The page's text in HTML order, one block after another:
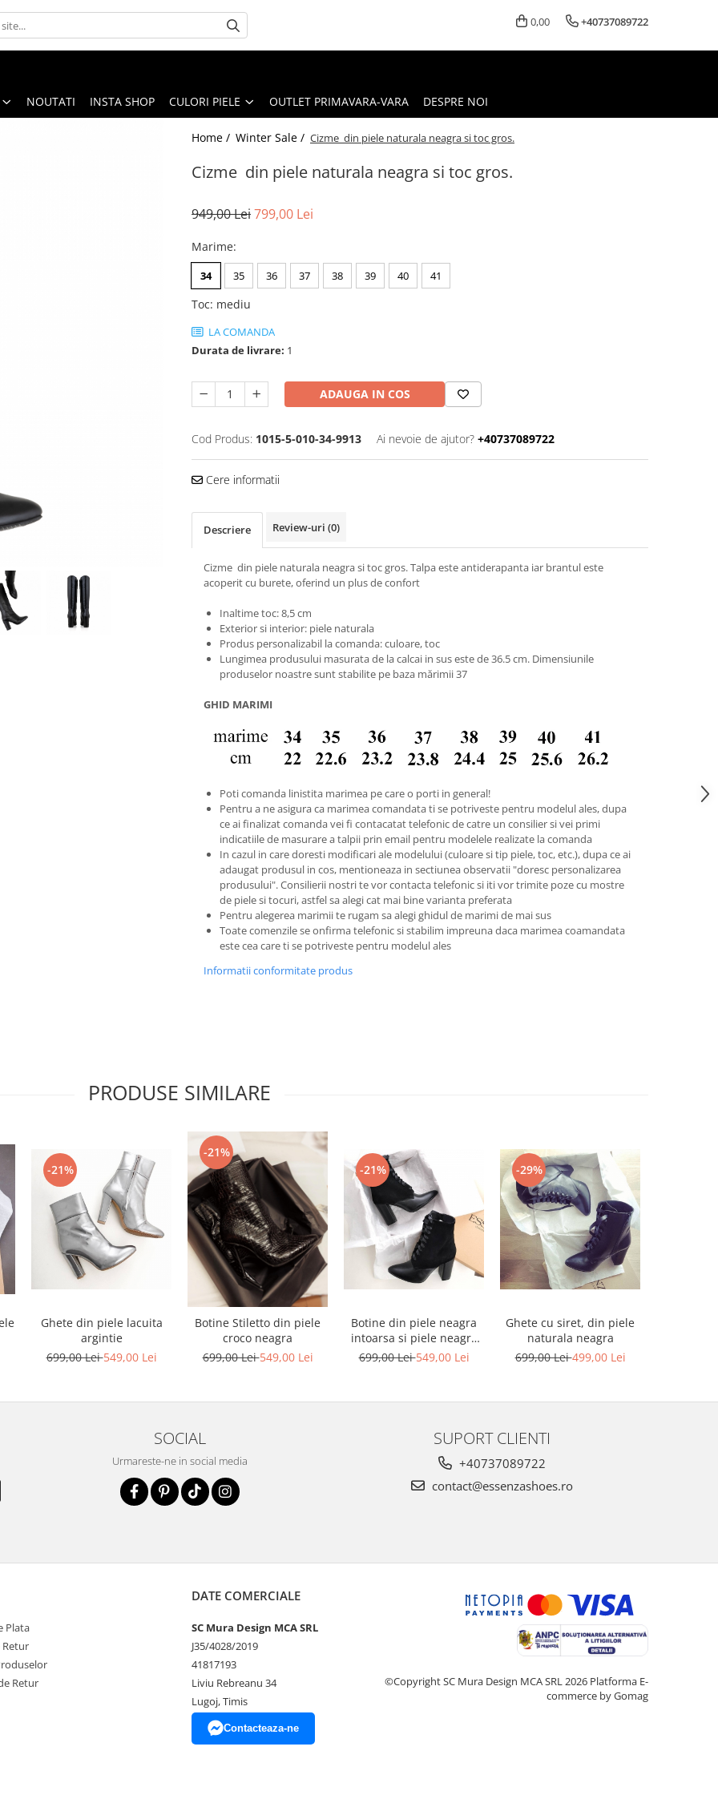
0,00 +40737089722
NOUTATI INSTA SHOP CULORI PIELE OUTLET PRIMAVARA-VARA DESPRE NOI
Home / Winter Sale / Cizme din piele naturala neagra si toc gros.
Cizme din piele naturala neagra si toc gros.
949,00 Lei799,00 Lei
Marime:
34 35 36 37 38 39 40 41
Toc: mediu
LA COMANDA
Durata de livrare: 1
ADAUGA IN COS
Cod Produs: 1015-5-010-34-9913 Ai nevoie de ajutor? +40737089722
Cere informatii
Descriere Review-uri (0)
Cizme din piele naturala neagra si toc gros. Talpa este antiderapanta iar brantul este
acoperit cu burete, oferind un plus de confort
Inaltime toc: 8,5 cm
Exterior si interior: piele naturala
Produs personalizabil la comanda: culoare, toc
Lungimea produsului masurata de la calcai in sus este de 36.5 cm. Dimensiunile
produselor noastre sunt stabilite pe baza mărimii 37
GHID MARIMI
Poti comanda linistita marimea pe care o porti in general!
Pentru a ne asigura ca marimea comandata ti se potriveste pentru modelul ales, dupa
ce ai finalizat comanda vei fi contacatat telefonic de catre un consilier si vei primi
indicatiile de masurare a talpii prin email pentru modelele realizate la comanda
In cazul in care doresti modificari ale modelului (culoare si tip piele, toc, etc.), dupa ce ai
adaugat produsul in cos, mentioneaza in sectiunea observatii "doresc personalizarea
produsului". Consilierii nostri te vor contacta telefonic si iti vor trimite poze cu mostre
de piele si tocuri, astfel sa alegi cat mai bine varianta preferata
Pentru alegerea marimii te rugam sa alegi ghidul de marimi de mai sus
Toate comenzile se onfirma telefonic si stabilim impreuna daca marimea coamandata
este cea care ti se potriveste pentru modelul ales
Informatii conformitate produs
PRODUSE SIMILARE
-21%
Ghete din piele lacuita
argintie
699,00 Lei549,00 Lei
-21%
Botine Stiletto din piele
croco neagra
699,00 Lei549,00 Lei
-21%
Botine din piele neagra
intoarsa si piele neagra
bocx
699,00 Lei549,00 Lei
-29%
Ghete cu siret, din piele
naturala neagra
699,00 Lei499,00 Lei
SOCIAL
Urmareste-ne in social media
SUPORT CLIENTI
+40737089722
contact@essenzashoes.ro
Plata
Retur
Retur
DATE COMERCIALE
SC Mura Design MCA SRL
J35/4028/2019
41817193
Liviu Rebreanu 34
Lugoj, Timis
Contacteaza-ne
©Copyright SC Mura Design MCA SRL 2026 Platforma E-
commerce by Gomag